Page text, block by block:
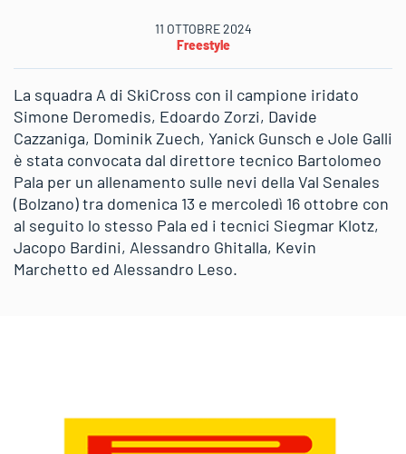
11 OTTOBRE 2024
Freestyle
La squadra A di SkiCross con il campione iridato
Simone Deromedis, Edoardo Zorzi, Davide
Cazzaniga, Dominik Zuech, Yanick Gunsch e Jole Galli
è stata convocata dal direttore tecnico Bartolomeo
Pala per un allenamento sulle nevi della Val Senales
(Bolzano) tra domenica 13 e mercoledì 16 ottobre con
al seguito lo stesso Pala ed i tecnici Siegmar Klotz,
Jacopo Bardini, Alessandro Ghitalla, Kevin
Marchetto ed Alessandro Leso.